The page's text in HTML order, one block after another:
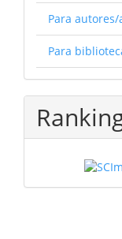
Para autores/
Para